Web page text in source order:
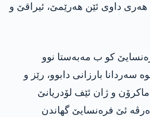
هه‌ری داوی ئێن هه‌رێمێ، ئیراقێ و
كو ب مه‌به‌ستا نوو
سه‌ردانا بارزانی دابوو، رێز و
و ژان ئێف لۆدریانێ
ئێ فره‌نسایێ گهاندن